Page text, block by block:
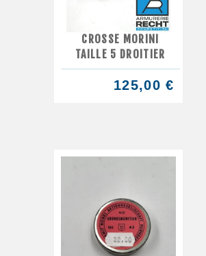
CROSSE MORINI
TAILLE 5 DROITIER
125,00 €